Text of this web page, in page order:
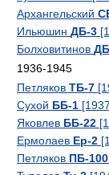
Архангельский
Ильюшин ДБ-3
Болховитинов
1936-1945
Петляков ТБ-7
Сухой ББ-1
Яковлев ББ-22
Ермолаев Ер-2
Петляков ПБ-100